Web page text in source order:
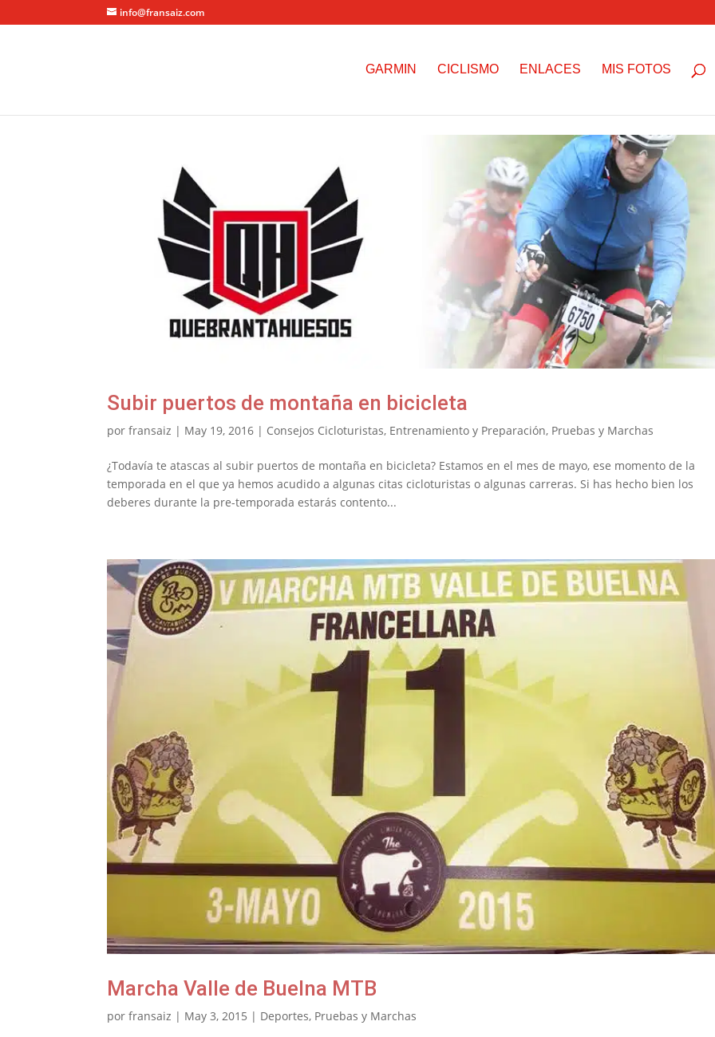
info@fransaiz.com
GARMIN CICLISMO ENLACES MIS FOTOS
Subir puertos de montaña en bicicleta
porfransaiz | May 19, 2016 | Consejos Cicloturistas, Entrenamiento y Preparación, Pruebas y Marchas
¿Todavía te atascas al subir puertos de montaña en bicicleta? Estamos en el mes de mayo, ese momento de la
temporada en el que ya hemos acudido a algunas citas cicloturistas o algunas carreras. Si has hecho bien los
deberes durante la pre-temporada estarás contento...
Marcha Valle de Buelna MTB
porfransaiz | May 3, 2015 | Deportes, Pruebas y Marchas